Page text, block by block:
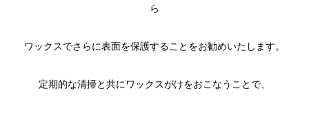
ら
ワックスでさらに表面を保護することをお勧めいたします。
定期的な清掃と共にワックスがけをおこなうことで、